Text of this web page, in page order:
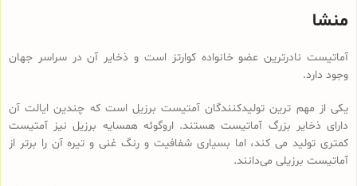
منشا
آماتیست نادرترین عضو خانواده کوارتز است و ذخایر آن در سراسر جهان
وجود دارد.
یکی از مهم ترین تولیدکنندگان آمتیست برزیل است که چندین ایالت آن
دارای ذخایر بزرگ آماتیست هستند. اروگوئه همسایه برزیل نیز آمتیست
کمتری تولید می کند، اما بسیاری شفافیت و رنگ غنی و تیره آن را برتر از
آماتیست برزیلی می‌دانند.